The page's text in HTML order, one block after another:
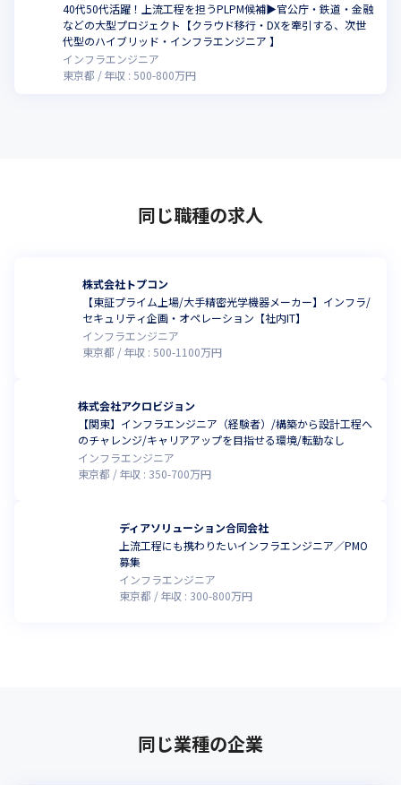
40代50代活躍！上流工程を担うPLPM候補▶︎官公庁・鉄道・金融
などの大型プロジェクト【クラウド移行・DXを牽引する、次世
代型のハイブリッド・インフラエンジニア 】
インフラエンジニア
東京都
年収 : 500-800万円
同じ職種の求人
株式会社トプコン
【東証プライム上場/大手精密光学機器メーカー】インフラ/
セキュリティ企画・オペレーション【社内IT】
インフラエンジニア
東京都
年収 : 500-1100万円
株式会社アクロビジョン
【関東】インフラエンジニア（経験者）/構築から設計工程へ
のチャレンジ/キャリアアップを目指せる環境/転勤なし
インフラエンジニア
東京都
年収 : 350-700万円
ディアソリューション合同会社
上流工程にも携わりたいインフラエンジニア／PMO
募集
インフラエンジニア
東京都
年収 : 300-800万円
同じ業種の企業